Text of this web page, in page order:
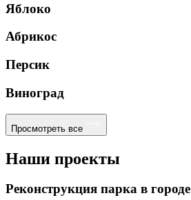
Яблоко
Абрикос
Персик
Виноград
Просмотреть все
Наши проекты
Реконструкция парка в